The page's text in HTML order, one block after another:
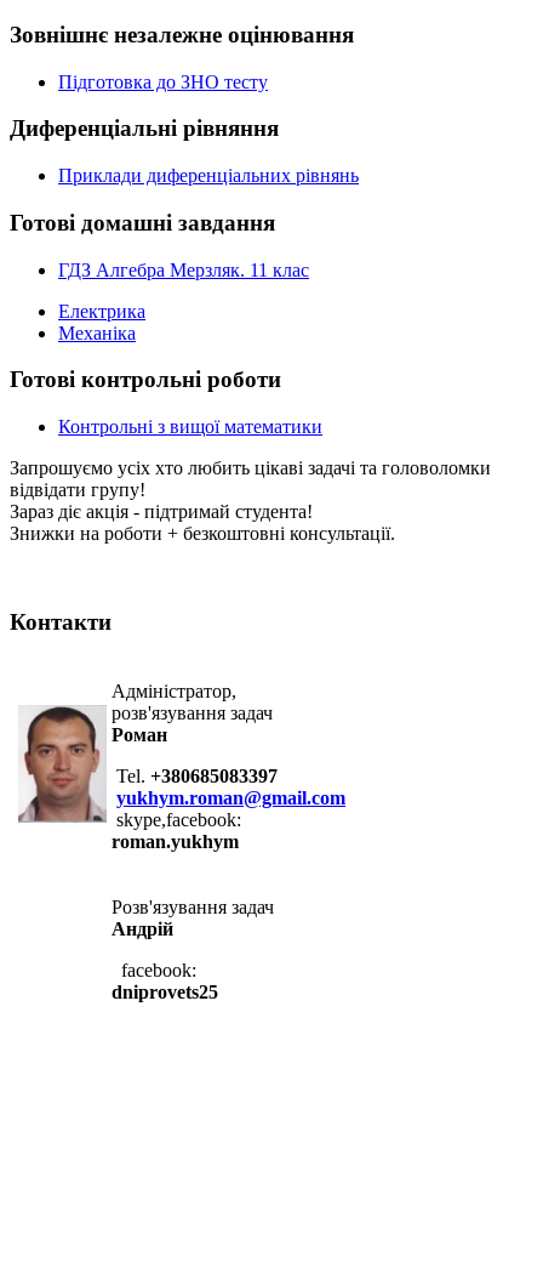
Зовнішнє незалежне оцінювання
Підготовка до ЗНО тесту
Диференціальні рівняння
Приклади диференціальних рівнянь
Готові домашні завдання
ГДЗ Алгебра Мерзляк. 11 клас
Електрика
Механіка
Готові контрольні роботи
Контрольні з вищої математики
Запрошуємо усіх хто любить цікаві задачі та головоломки
відвідати групу!
Зараз діє акція - підтримай студента!
Знижки на роботи + безкоштовні консультації.
Контакти
Адміністратор,
розв'язування задач
Роман
Tel. +380685083397
yukhym.roman@gmail.com
skype,facebook:
roman.yukhym
Розв'язування задач
Андрій
facebook:
dniprovets25